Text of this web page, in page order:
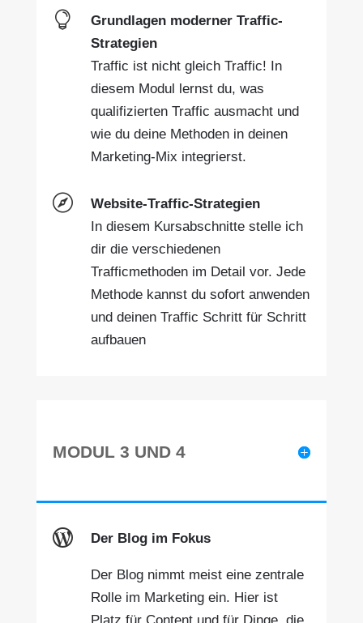

Grundlagen moderner Traffic-
Strategien
Traffic ist nicht gleich Traffic! In
diesem Modul lernst du, was
qualifizierten Traffic ausmacht und
wie du deine Methoden in deinen
Marketing-Mix integrierst.

Website-Traffic-Strategien
In diesem Kursabschnitte stelle ich
dir die verschiedenen
Trafficmethoden im Detail vor. Jede
Methode kannst du sofort anwenden
und deinen Traffic Schritt für Schritt
aufbauen
MODUL 3 UND 4
 Der Blog im Fokus
Der Blog nimmt meist eine zentrale
Rolle im Marketing ein. Hier ist